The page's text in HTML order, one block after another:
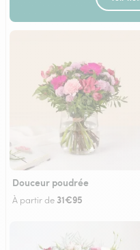
Douceur poudrée
À partir de 31€95